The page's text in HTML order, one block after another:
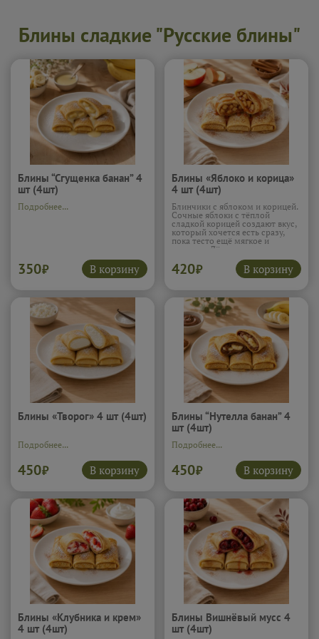
Блины сладкие "Русские блины"
Блины “Сгущенка банан” 4
шт (4шт)
Подробнее...
350₽ В корзину
Блины «Яблоко и корица»
4 шт (4шт)
Блинчики с яблоком и корицей.
Сочные яблоки с тёплой
сладкой корицей создают вкус,
который хочется есть сразу,
пока тесто ещё мягкое и
румяное. Лёгкая сладость и
пряная нотка делают их по
настоящему комфортной едой.
Подробнее...
420₽ В корзину
Блины «Творог» 4 шт (4шт)
Подробнее...
450₽ В корзину
Блины “Нутелла банан” 4
шт (4шт)
Подробнее...
450₽ В корзину
Блины «Клубника и крем»
4 шт (4шт)
Блины Вишнёвый мусс 4
шт (4шт)